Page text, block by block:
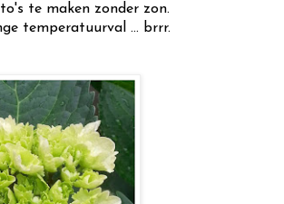
te maken zonder zon.
temperatuurval ... brrr.